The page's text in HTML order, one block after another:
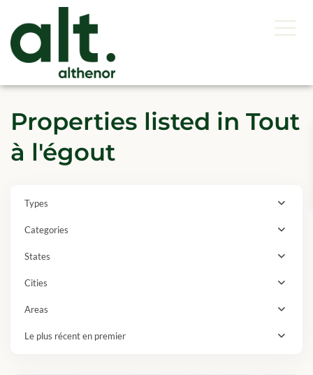
Properties listed in Tout
à l'égout
Types
Categories
States
Cities
Areas
Le plus récent en premier